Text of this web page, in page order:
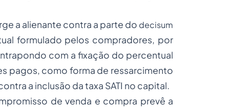
a alienante contra a parte do decisum
formulado pelos compradores, por
com a fixação do percentual
pagos, como forma de ressarcimento
a inclusão da taxa SATI no capital.
de venda e compra prevê a